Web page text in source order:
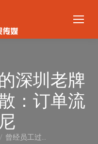
深圳老牌
：订单流
曾经员工过…